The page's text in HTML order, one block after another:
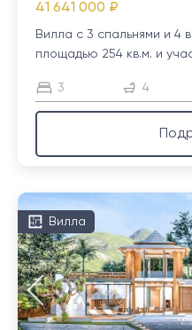
41 641 000 ₽
Вилла с 3 спальнями и 4
площадью 254 кв.м. и
3 4
Вилла